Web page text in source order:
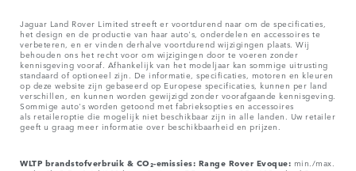
Jaguar Land Rover Limited streeft er voortdurend naar om de specificaties,
het design en de productie van haar auto's, onderdelen en accessoires te
verbeteren, en er vinden derhalve voortdurend wijzigingen plaats. Wij
behouden ons het recht voor om wijzigingen door te voeren zonder
kennisgeving vooraf. Afhankelijk van het modeljaar kan sommige uitrusting
standaard of optioneel zijn. De informatie, specificaties, motoren en kleuren
op deze website zijn gebaseerd op Europese specificaties, kunnen per land
verschillen, en kunnen worden gewijzigd zonder voorafgaande kennisgeving.
Sommige auto's worden getoond met fabrieksopties en accessoires
als retaileroptie die mogelijk niet beschikbaar zijn in alle landen. Uw retailer
geeft u graag meer informatie over beschikbaarheid en prijzen.
WLTP brandstofverbruik & CO₂-emissies: Range Rover Evoque: min./max.